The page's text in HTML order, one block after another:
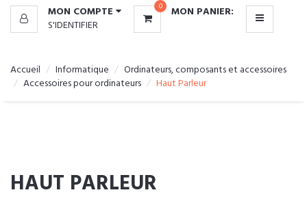
MON COMPTE
S'IDENTIFIER
0 MON PANIER:
Accueil Informatique
Ordinateurs, composants et accessoires
Accessoires pour ordinateurs
Haut Parleur
HAUT PARLEUR